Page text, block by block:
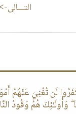
التـــالى->
لَن تُغْنِيَ عَنْهُمْ
وَأُولَـٰئِكَ هُمْ وَقُودُ